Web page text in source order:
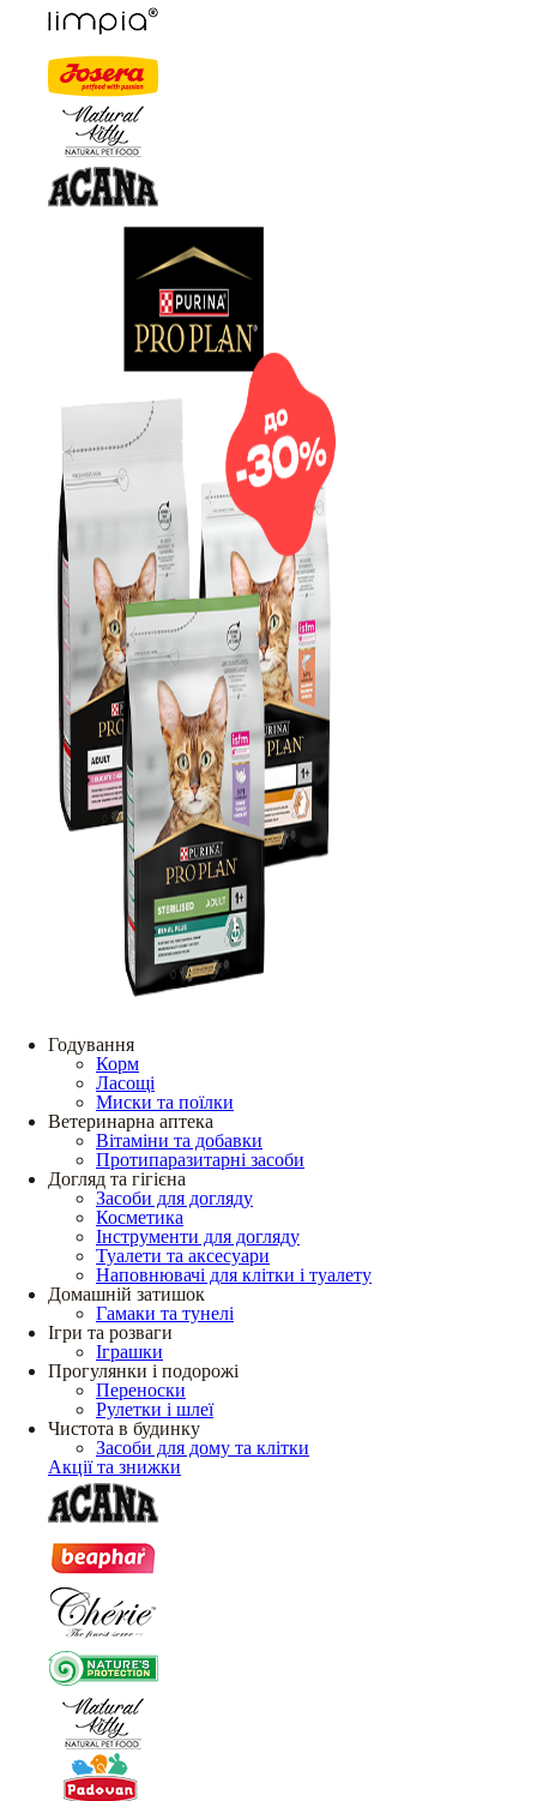
Годування
Корм
Ласощі
Миски та поїлки
Ветеринарна аптека
Вітаміни та добавки
Протипаразитарні засоби
Догляд та гігієна
Засоби для догляду
Косметика
Інструменти для догляду
Туалети та аксесуари
Наповнювачі для клітки і туалету
Домашній затишок
Гамаки та тунелі
Ігри та розваги
Іграшки
Прогулянки і подорожі
Переноски
Рулетки і шлеї
Чистота в будинку
Засоби для дому та клітки
Акції та знижки